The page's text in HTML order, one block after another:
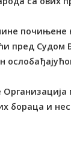
почињене
пред Судом
бораца и